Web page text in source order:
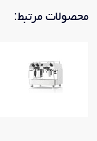
محصولات مرتبط: